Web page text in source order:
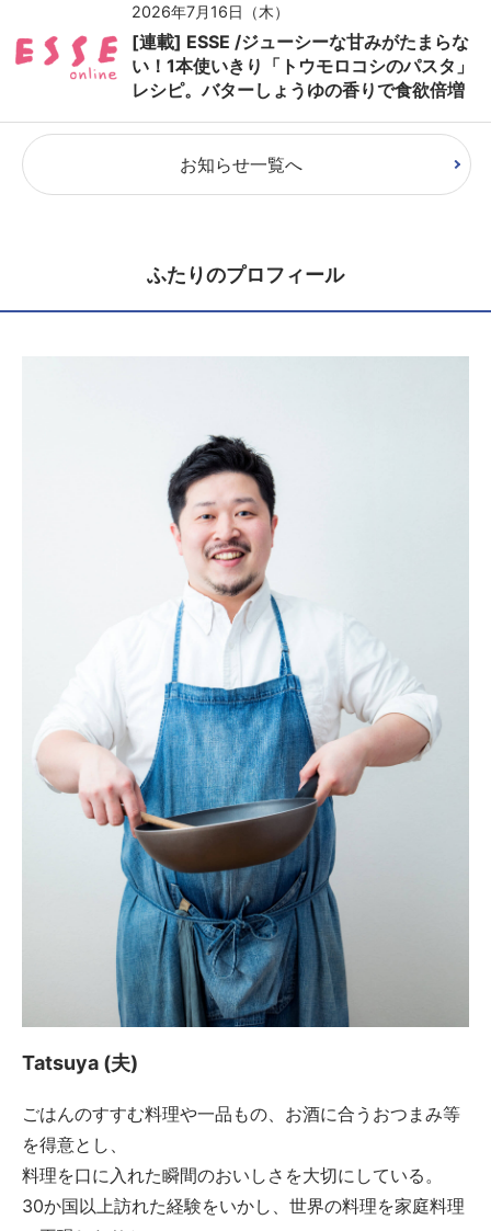
2026年7月16日（木）
[連載] ESSE /ジューシーな甘みがたまらな
い！1本使いきり「トウモロコシのパスタ」
レシピ。バターしょうゆの香りで食欲倍増
お知らせ一覧へ
ふたりのプロフィール
Tatsuya (夫)
ごはんのすすむ料理や一品もの、お酒に合うおつまみ等
を得意とし、
料理を口に入れた瞬間のおいしさを大切にしている。
30か国以上訪れた経験をいかし、世界の料理を家庭料理